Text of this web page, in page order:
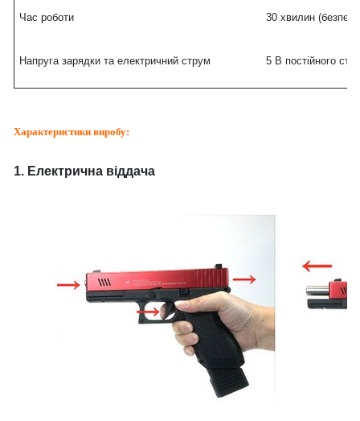
Час роботи 30 хвилин
Напруга зарядки та електричний струм 5 В постійного
Характеристики виробу:
1. Електрична віддача